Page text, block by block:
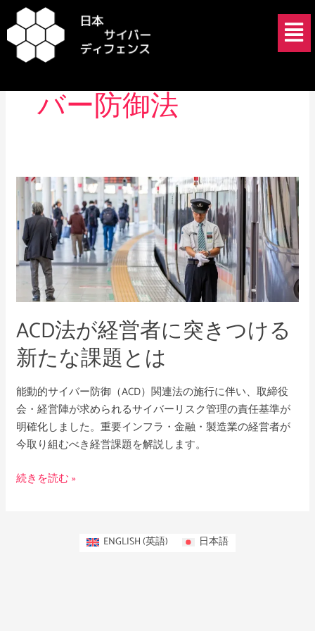
容
を
ッ
メ
ニ
ュ
日本 能動的サイ
バー防御法
ACD法が経営者に突きつける
新たな課題とは
能動的サイバー防御（ACD）関連法の施行に伴い、取締役
会・経営陣が求められるサイバーリスク管理の責任基準が
明確化しました。重要インフラ・金融・製造業の経営者が
今取り組むべき経営課題を解説します。
ACD
法
が
経
営
者
に
突
き
つ
け
新
た
な
課
と
続きを読む »
ENGLISH(英語) 日本語